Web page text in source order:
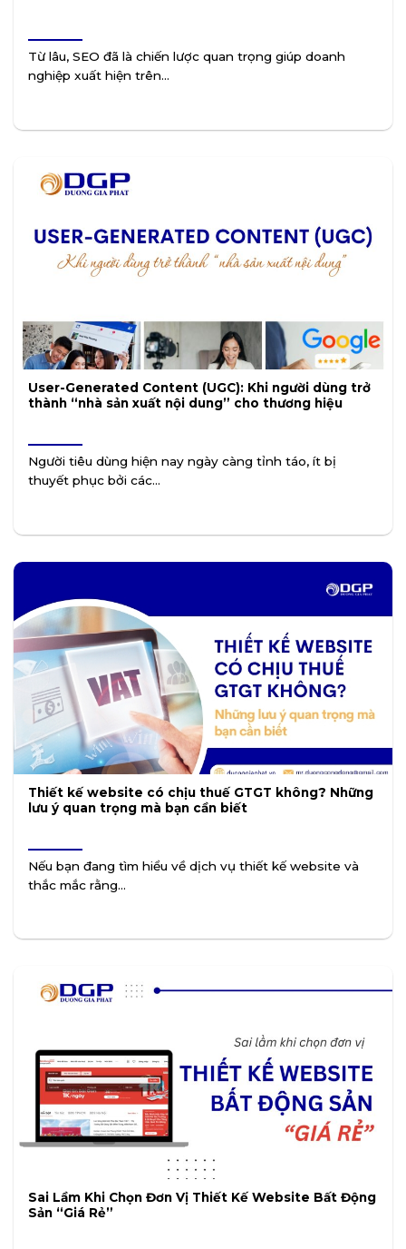
Từ lâu, SEO đã là chiến lược quan trọng giúp doanh
nghiệp xuất hiện trên...
User-Generated Content (UGC): Khi người dùng trở
thành “nhà sản xuất nội dung” cho thương hiệu
Người tiêu dùng hiện nay ngày càng tỉnh táo, ít bị
thuyết phục bởi các...
Thiết kế website có chịu thuế GTGT không? Những
lưu ý quan trọng mà bạn cần biết
Nếu bạn đang tìm hiểu về dịch vụ thiết kế website và
thắc mắc rằng...
Sai Lầm Khi Chọn Đơn Vị Thiết Kế Website Bất Động
Sản “Giá Rẻ”